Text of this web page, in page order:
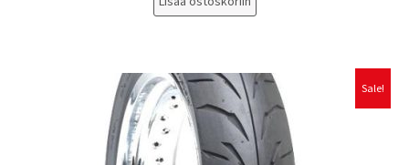
Sale!